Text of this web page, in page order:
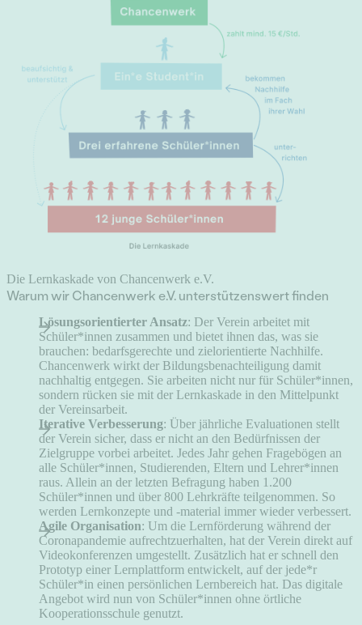
Die Lernkaskade von Chancenwerk e.V.
Warum wir Chancenwerk e.V. unterstützenswert finden
Lösungsorientierter Ansatz: Der Verein arbeitet mit
Schüler*innen zusammen und bietet ihnen das, was sie
brauchen: bedarfsgerechte und zielorientierte Nachhilfe.
Chancenwerk wirkt der Bildungsbenachteiligung damit
nachhaltig entgegen. Sie arbeiten nicht nur für Schüler*innen,
sondern rücken sie mit der Lernkaskade in den Mittelpunkt
der Vereinsarbeit.
Iterative Verbesserung: Über jährliche Evaluationen stellt
der Verein sicher, dass er nicht an den Bedürfnissen der
Zielgruppe vorbei arbeitet. Jedes Jahr gehen Fragebögen an
alle Schüler*innen, Studierenden, Eltern und Lehrer*innen
raus. Allein an der letzten Befragung haben 1.200
Schüler*innen und über 800 Lehrkräfte teilgenommen. So
werden Lernkonzepte und -material immer wieder verbessert.
Agile Organisation: Um die Lernförderung während der
Coronapandemie aufrechtzuerhalten, hat der Verein direkt auf
Videokonferenzen umgestellt. Zusätzlich hat er schnell den
Prototyp einer Lernplattform entwickelt, auf der jede*r
Schüler*in einen persönlichen Lernbereich hat. Das digitale
Angebot wird nun von Schüler*innen ohne örtliche
Kooperationsschule genutzt.